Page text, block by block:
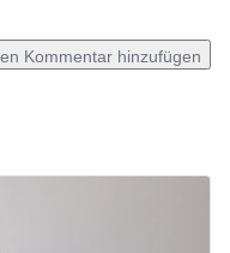
Kommentar hinzufügen